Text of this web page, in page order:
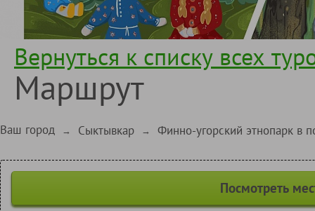
Вернуться к списку всех
Маршрут
Ваш город → Сыктывкар → Финно-угорский этнопарк в
Посмотреть